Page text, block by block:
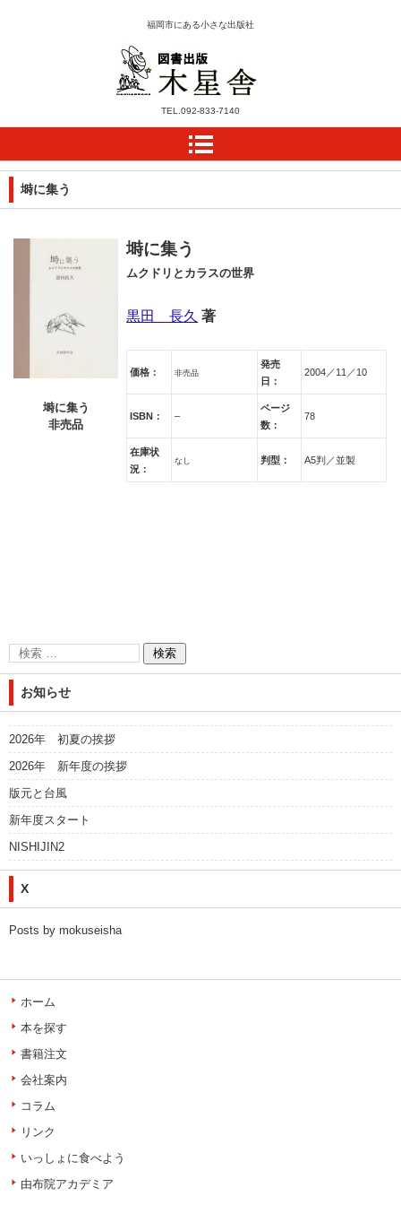
木星舎ホームページ
福岡市にある小さな出版社
TEL. 092-833-7140
塒に集う
塒に集う
非売品
塒に集う
ムクドリとカラスの世界
黒田 長久 著
価格： 非売品
発売
日：
2004／11／10
ISBN： –
ページ
数：
78
在庫状
況：
なし 判型： A5判／並製
お知らせ
2026年 初夏の挨拶
2026年 新年度の挨拶
版元と台風
新年度スタート
NISHIJIN2
X
Posts by mokuseisha
ホーム
本を探す
書籍注文
会社案内
コラム
リンク
いっしょに食べよう
由布院アカデミア